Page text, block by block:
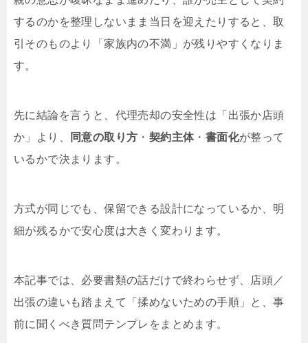
するのかを整理しないまま当日を迎えたりすると、取
引そのものより「家族内の不満」が残りやすくなりま
す。
先に結論を言うと、代理売却の安全性は「出張か店頭
か」より、
同意の取り方 ・ 契約主体・ 書面化が整って
いるかで決まります。
方式が同じでも、保留できる設計になっているか、明
細が残るかで安心度は大きく変わります。
本記事では、必要書類の話だけで終わらせず、店頭／
出張の違いも踏まえて「揉めないための手順」と、事
前に聞くべき質問テンプレをまとめます。